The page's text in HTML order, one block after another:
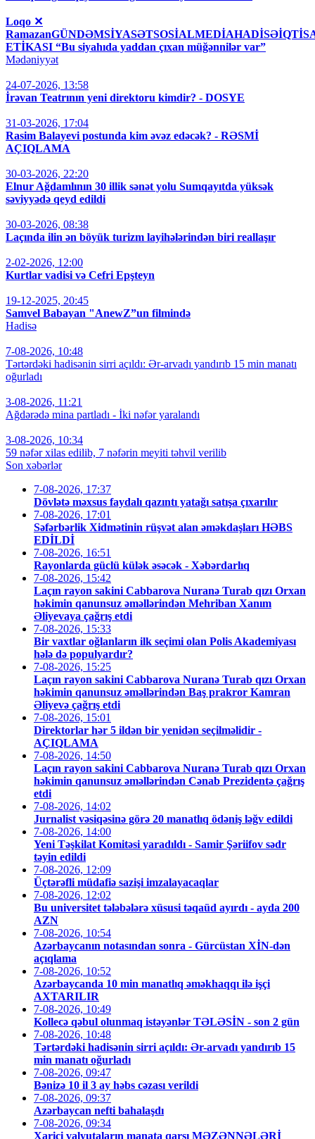
Loqo ✕
ETİKASI “Bu siyahıda yaddan çıxan müğənnilər var”
Mədəniyyət
24-07-2026, 13:58
İrəvan Teatrının yeni direktoru kimdir? - DOSYE
31-03-2026, 17:04
Rasim Balayevi postunda kim əvəz edəcək? - RƏSMİ
AÇIQLAMA
30-03-2026, 22:20
Elnur Ağdamlının 30 illik sənət yolu Sumqayıtda yüksək
səviyyədə qeyd edildi
30-03-2026, 08:38
Laçında ilin ən böyük turizm layihələrindən biri reallaşır
2-02-2026, 12:00
Kurtlar vadisi və Cefri Epşteyn
19-12-2025, 20:45
Samvel Babayan "AnewZ”un filmində
Hadisə
7-08-2026, 10:48
Tərtərdəki hadisənin sirri açıldı: Ər-arvadı yandırıb 15 min manatı
oğurladı
3-08-2026, 11:21
Ağdərədə mina partladı - İki nəfər yaralandı
3-08-2026, 10:34
59 nəfər xilas edilib, 7 nəfərin meyiti təhvil verilib
Son xəbərlər
7-08-2026, 17:37
Dövlətə məxsus faydalı qazıntı yatağı satışa çıxarılır
7-08-2026, 17:01
Səfərbərlik Xidmətinin rüşvət alan əməkdaşları HƏBS
EDİLDİ
7-08-2026, 16:51
Rayonlarda güclü külək əsəcək - Xəbərdarlıq
7-08-2026, 15:42
Laçın rayon sakini Cabbarova Nuranə Turab qızı Orxan
həkimin qanunsuz əməllərindən Mehriban Xanım
Əliyevaya çağrış etdi
7-08-2026, 15:33
Bir vaxtlar oğlanların ilk seçimi olan Polis Akademiyası
hələ də populyardır?
7-08-2026, 15:25
Laçın rayon sakini Cabbarova Nuranə Turab qızı Orxan
həkimin qanunsuz əməllərindən Baş prakror Kamran
Əliyevə çağrış etdi
7-08-2026, 15:01
Direktorlar hər 5 ildən bir yenidən seçilməlidir -
AÇIQLAMA
7-08-2026, 14:50
Laçın rayon sakini Cabbarova Nuranə Turab qızı Orxan
həkimin qanunsuz əməllərindən Cənab Prezidentə çağrış
etdi
7-08-2026, 14:02
Jurnalist vəsiqəsinə görə 20 manatlıq ödəniş ləğv edildi
7-08-2026, 14:00
Yeni Təşkilat Komitəsi yaradıldı - Samir Şəriifov sədr
təyin edildi
7-08-2026, 12:09
Üçtərəfli müdafiə sazişi imzalayacaqlar
7-08-2026, 12:02
Bu universitet tələbələrə xüsusi təqaüd ayırdı - ayda 200
AZN
7-08-2026, 10:54
Azərbaycanın notasından sonra - Gürcüstan XİN-dən
açıqlama
7-08-2026, 10:52
Azərbaycanda 10 min manatlıq əməkhaqqı ilə işçi
AXTARILIR
7-08-2026, 10:49
Kollecə qəbul olunmaq istəyənlər TƏLƏSİN - son 2 gün
7-08-2026, 10:48
Tərtərdəki hadisənin sirri açıldı: Ər-arvadı yandırıb 15
min manatı oğurladı
7-08-2026, 09:47
Bənizə 10 il 3 ay həbs cəzası verildi
7-08-2026, 09:37
Azərbaycan nefti bahalaşdı
7-08-2026, 09:34
Xarici valyutaların manata qarşı MƏZƏNNƏLƏRİ